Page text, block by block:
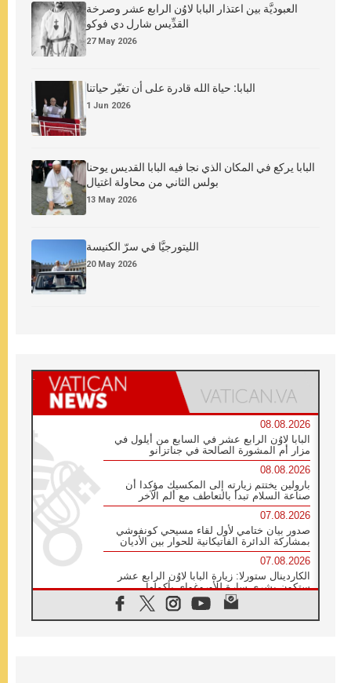
العبوديَّة بين اعتذار البابا لاوُن الرابع عشر وصرخة
القدِّيس شارل دي فوكو
27 May 2026
البابا: حياة الله قادرة على أن تغيّر حياتنا
1 Jun 2026
البابا يركع في المكان الذي نجا فيه البابا القديس يوحنا
بولس الثاني من محاولة اغتيال
13 May 2026
الليتورجيَّا في سرّ الكنيسة
20 May 2026
08.08.2026
البابا لاوُن الرابع عشر في السابع من أيلول في
مزار أم المشورة الصالحة في جناتزانو
08.08.2026
بارولين يختتم زيارته إلى المكسيك مؤكدا أن
صناعة السلام تبدأ بالتعاطف مع ألم الآخر
07.08.2026
صدور بيان ختامي لأول لقاء مسيحي كونفوشي
بمشاركة الدائرة الفاتيكانية للحوار بين الأديان
07.08.2026
الكاردينال ستورلا: زيارة البابا لاوُن الرابع عشر
ستكون بشرى سارة للأوروغواي بأكملها
الفاتيكان يعلن برنامج الزيارة الرسولية للبابا لاوُن